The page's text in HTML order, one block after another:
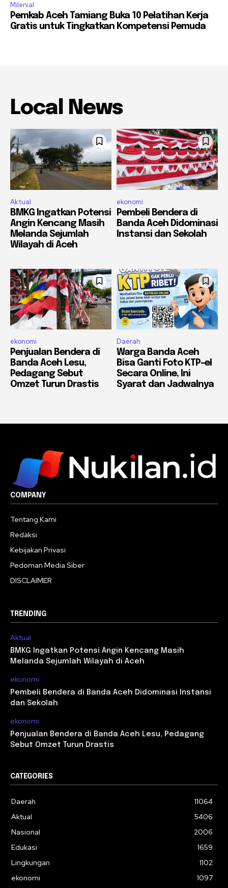
Milenial
Pemkab Aceh Tamiang Buka 10 Pelatihan Kerja
Gratis untuk Tingkatkan Kompetensi Pemuda
Local News
Aktual
BMKG Ingatkan Potensi
Angin Kencang Masih
Melanda Sejumlah
Wilayah di Aceh
ekonomi
Pembeli Bendera di
Banda Aceh Didominasi
Instansi dan Sekolah
ekonomi
Penjualan Bendera di
Banda Aceh Lesu,
Pedagang Sebut
Omzet Turun Drastis
Daerah
Warga Banda Aceh
Bisa Ganti Foto KTP-el
Secara Online, Ini
Syarat dan Jadwalnya
COMPANY
Tentang Kami
Redaksi
Kebijakan Privasi
Pedoman Media Siber
DISCLAIMER
TRENDING
Aktual
BMKG Ingatkan Potensi Angin Kencang Masih
Melanda Sejumlah Wilayah di Aceh
ekonomi
Pembeli Bendera di Banda Aceh Didominasi Instansi
dan Sekolah
ekonomi
Penjualan Bendera di Banda Aceh Lesu, Pedagang
Sebut Omzet Turun Drastis
CATEGORIES
Daerah
11064
Aktual
5406
Nasional
2006
Edukasi
1659
Lingkungan
1102
ekonomi
1097